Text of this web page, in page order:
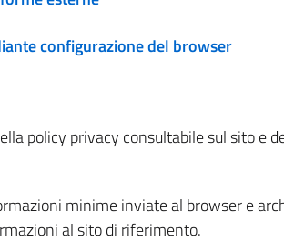
configurazione del browser
policy privacy consultabile sul sito
minime inviate al browser e
al sito di riferimento.